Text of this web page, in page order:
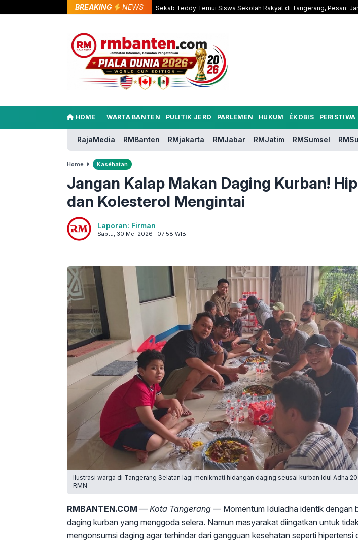
BREAKING NEWS Sekab Teddy Temui Siswa Sekolah Rakyat di Tangerang, Pesan:
HOME WARTA BANTEN PULITIK JERO PARLEMEN HUKUM ÉKOBIS PERISTIWA
RajaMedia RMBanten RMjakarta RMJabar RMJatim RMSumsel
Home Kaséhatan
Jangan Kalap Makan Daging Kurban!
dan Kolesterol Mengintai
Laporan: Firman
Sabtu, 30 Mei 2026 | 07:58 WIB
Ilustrasi warga di Tangerang Selatan lagi menikmati hidangan daging seusai kurban Idul Adha
RMN -
RMBANTEN.COM — Kota Tangerang —Momentum Iduladha identik dengan
daging kurban yang menggoda selera. Namun masyarakat diingatkan untuk
mengonsumsi daging agar terhindar dari gangguan kesehatan seperti hipertensi